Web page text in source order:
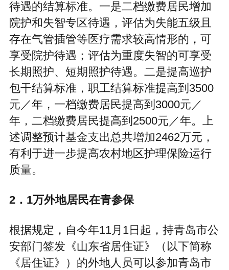
待遇的结算标准。一是二档缴费居民增加
院护和失智专区待遇，评估为失能五级且
存在气管插管等医疗需求较高情形的，可
享受院护待遇；评估为重度失智的可享受
长期照护、短期照护待遇。二是提高巡护
包干结算标准，职工结算标准提高到3500
元／年，一档缴费居民提高到3000元／
年，二档缴费居民提高到2500元／年。上
述调整预计基金支出总共增加2462万元，
有利于进一步提高农村地区护理保险运行
质量。
2．1万外地居民在青参保
根据规定，自今年11月1日起，持青岛市公
安部门签发《山东省居住证》（以下简称
《居住证》）的外地人员可以参加青岛市